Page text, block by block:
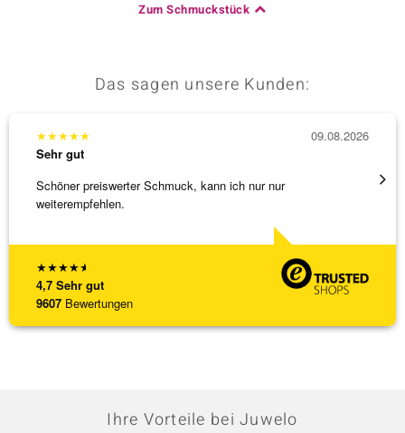
Zum Schmuckstück
Das sagen unsere Kunden:
★★★★★
4,7 Sehr gut
9607 Bewertungen
★★★★★
Sehr gut
Schöner preiswerter Schmuck, kann ich nur nur
weiterempfehlen.
09.08.2026
3 x
Ihre Vorteile bei Juwelo